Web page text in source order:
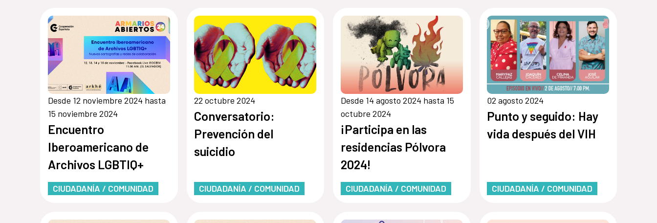
Desde 12 noviembre 2024 hasta
15 noviembre 2024
Encuentro
Iberoamericano de
Archivos LGBTIQ+
CIUDADANÍA / COMUNIDAD
22 octubre 2024
Conversatorio:
Prevención del
suicidio
CIUDADANÍA / COMUNIDAD
Desde 14 agosto 2024 hasta 15
octubre 2024
¡Participa en las
residencias Pólvora
2024!
CIUDADANÍA / COMUNIDAD
02 agosto 2024
Punto y seguido: Hay
vida después del VIH
CIUDADANÍA / COMUNIDAD